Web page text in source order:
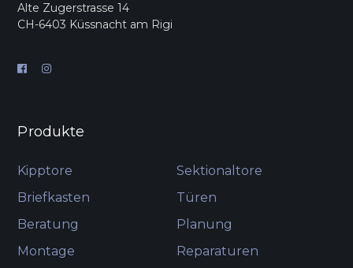
Alte Zugerstrasse 14
CH-6403 Küssnacht am Rigi
Produkte
Kipptore
Sektionaltore
Briefkasten
Türen
Beratung
Planung
Montage
Reparaturen